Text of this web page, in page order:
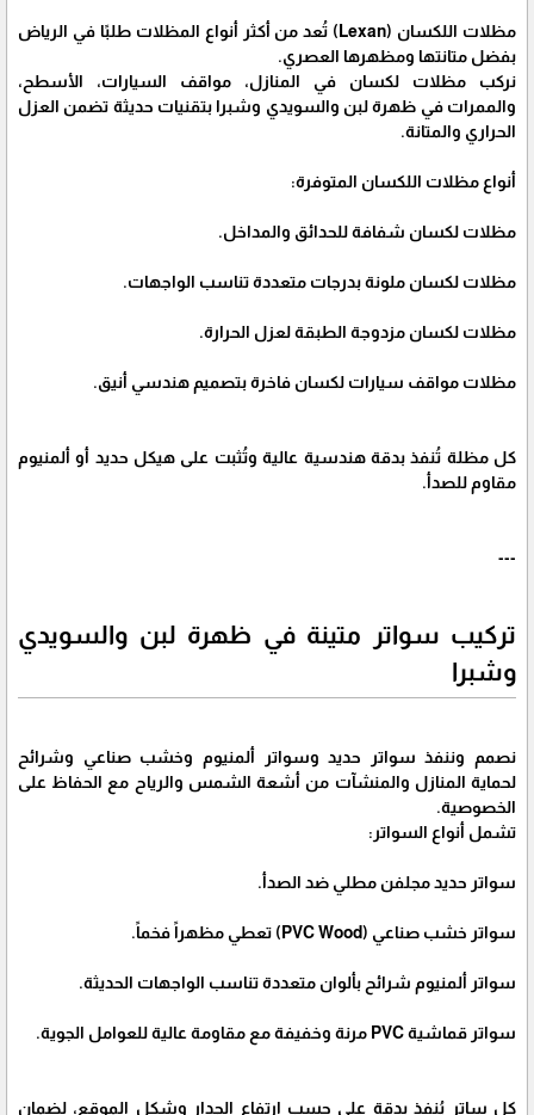
مظلات اللكسان (Lexan) تُعد من أكثر أنواع المظلات طلبًا في الرياض
بفضل متانتها ومظهرها العصري.
نركب مظلات لكسان في المنازل، مواقف السيارات، الأسطح،
والممرات في ظهرة لبن والسويدي وشبرا بتقنيات حديثة تضمن العزل
الحراري والمتانة.
أنواع مظلات اللكسان المتوفرة:
مظلات لكسان شفافة للحدائق والمداخل.
مظلات لكسان ملونة بدرجات متعددة تناسب الواجهات.
مظلات لكسان مزدوجة الطبقة لعزل الحرارة.
مظلات مواقف سيارات لكسان فاخرة بتصميم هندسي أنيق.
كل مظلة تُنفذ بدقة هندسية عالية وتُثبت على هيكل حديد أو ألمنيوم
مقاوم للصدأ.
---
تركيب سواتر متينة في ظهرة لبن والسويدي
وشبرا
نصمم وننفذ سواتر حديد وسواتر ألمنيوم وخشب صناعي وشرائح
لحماية المنازل والمنشآت من أشعة الشمس والرياح مع الحفاظ على
الخصوصية.
تشمل أنواع السواتر:
سواتر حديد مجلفن مطلي ضد الصدأ.
سواتر خشب صناعي (PVC Wood) تعطي مظهراً فخماً.
سواتر ألمنيوم شرائح بألوان متعددة تناسب الواجهات الحديثة.
سواتر قماشية PVC مرنة وخفيفة مع مقاومة عالية للعوامل الجوية.
كل ساتر يُنفذ بدقة على حسب ارتفاع الجدار وشكل الموقع، لضمان